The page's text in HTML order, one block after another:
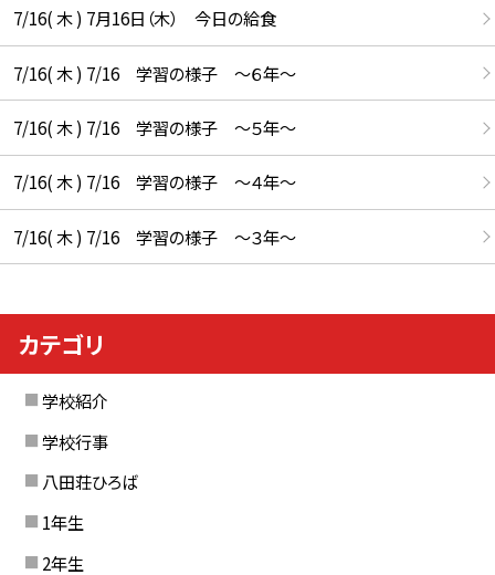
7/16( 木 ) 7月16日（木） 今日の給食
7/16( 木 ) 7/16 学習の様子 ～６年～
7/16( 木 ) 7/16 学習の様子 ～５年～
7/16( 木 ) 7/16 学習の様子 ～４年～
7/16( 木 ) 7/16 学習の様子 ～３年～
カテゴリ
学校紹介
学校行事
八田荘ひろば
1年生
2年生